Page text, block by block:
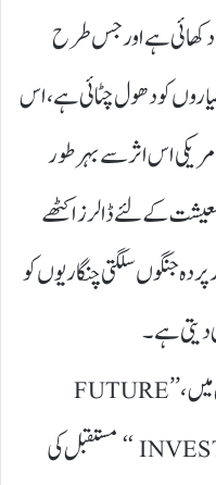
ہے اور جس طرح
کو دھول چٹائی ہے،اس
اس اثر سے بہرطور
کے لئے ڈالرز اکٹھے
جنگوں سلگتی چنگاریوں کو
دیتی ہے۔
حال ہی میں سعودی دارالحکومت ریاض میں ،’’ FUTURE
INVESTMENT INITIATIVE – 9 ‘‘ مستقبل کی